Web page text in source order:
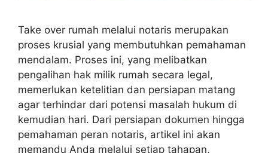
Take over rumah melalui notaris merupakan
proses krusial yang membutuhkan pemahaman
mendalam. Proses ini, yang melibatkan
pengalihan hak milik rumah secara legal,
memerlukan ketelitian dan persiapan matang
agar terhindar dari potensi masalah hukum di
kemudian hari. Dari persiapan dokumen hingga
pemahaman peran notaris, artikel ini akan
memandu Anda melalui setiap tahapan,